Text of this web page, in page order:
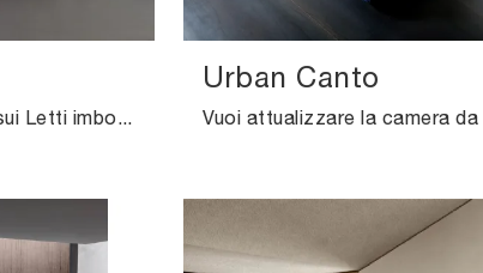
Clicca e scopri di più sui Letti imbottiti: se desideri modelli matrimoniali design, il modello Twist Best 174 Excò fa per te.
Urban Canto